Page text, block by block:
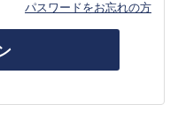
パスワードをお忘れの方